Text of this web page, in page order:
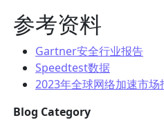
参考资料
Gartner安全行业报告
Speedtest数据
2023年全球网络加速市场
Blog Category